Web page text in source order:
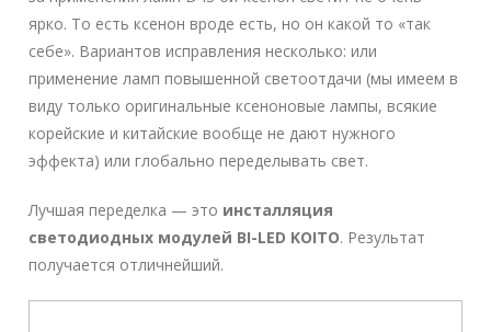
ярко. То есть ксенон вроде есть, но он какой то «так
себе». Вариантов исправления несколько: или
применение ламп повышенной светоотдачи (мы имеем в
виду только оригинальные ксеноновые лампы, всякие
корейские и китайские вообще не дают нужного
эффекта) или глобально переделывать свет.
Лучшая переделка — это инсталляция
светодиодных модулей BI-LED KOITO. Результат
получается отличнейший.